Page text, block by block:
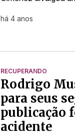
há 4 anos
RECUPERANDO
Rodrigo
para seus
publicação
acidente